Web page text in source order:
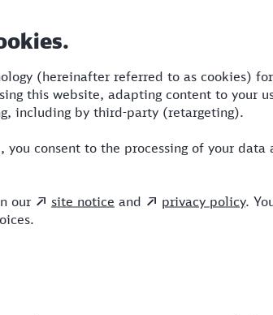
5 R,RE,ICE,VBG,EB
7